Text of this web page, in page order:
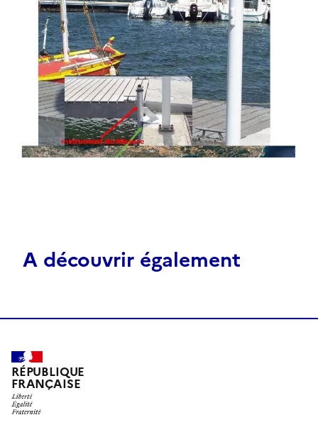
A découvrir également
RÉPUBLIQUE
FRANÇAISE